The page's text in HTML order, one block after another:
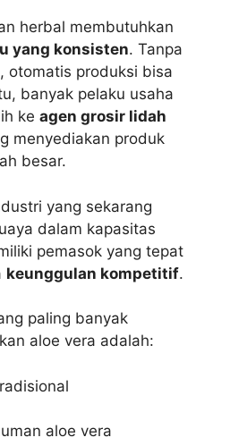
herbal membutuhkan
yang konsisten. Tanpa
otomatis produksi bisa
banyak pelaku usaha
ke agen grosir lidah
menyediakan produk
besar.
yang sekarang
dalam kapasitas
pemasok yang tepat
keunggulan kompetitif.
paling banyak
aloe vera adalah:
aloe vera